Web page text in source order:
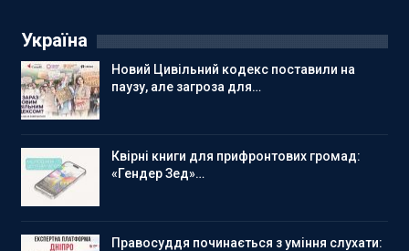
Україна
Новий Цивільний кодекс поставили на
паузу, але загроза для…
Квірні книги для прифронтових громад:
«Гендер Зед»…
Правосуддя починається з уміння слухати: